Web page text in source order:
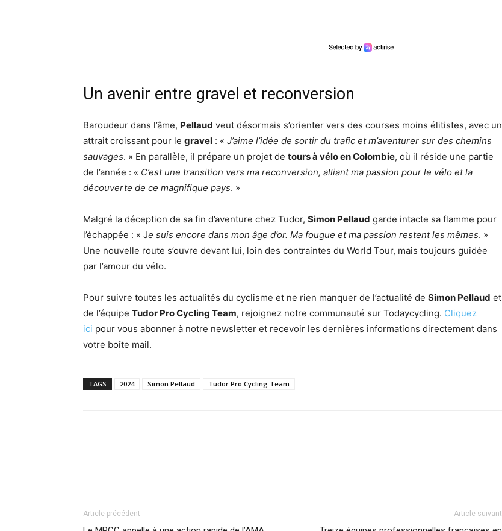
Un avenir entre gravel et reconversion
Baroudeur dans l’âme, Pellaud veut désormais s’orienter vers des courses moins élitistes, avec un
attrait croissant pour le gravel : « J’aime l’idée de sortir du trafic et m’aventurer sur des chemins
sauvages. » En parallèle, il prépare un projet de tours à vélo en Colombie, où il réside une partie
de l’année : « C’est une transition vers ma reconversion, alliant ma passion pour le vélo et la
découverte de ce magnifique pays. »
Malgré la déception de sa fin d’aventure chez Tudor, Simon Pellaud garde intacte sa flamme pour
l’échappée : « Je suis encore dans mon âge d’or. Ma fougue et ma passion restent les mêmes. »
Une nouvelle route s’ouvre devant lui, loin des contraintes du World Tour, mais toujours guidée
par l’amour du vélo.
Pour suivre toutes les actualités du cyclisme et ne rien manquer de l’actualité de Simon Pellaud et
de l’équipe Tudor Pro Cycling Team, rejoignez notre communauté sur Todaycycling. Cliquez
ici pour vous abonner à notre newsletter et recevoir les dernières informations directement dans
votre boîte mail.
TAGS 2024 Simon Pellaud Tudor Pro Cycling Team
Article précédent Article suivant